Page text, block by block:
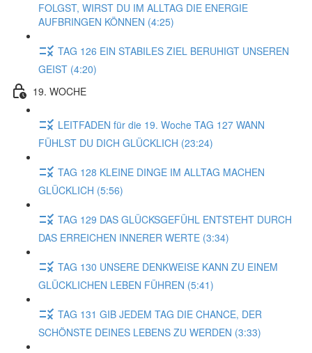
FOLGST, WIRST DU IM ALLTAG DIE ENERGIE
AUFBRINGEN KÖNNEN (4:25)
TAG 126 EIN STABILES ZIEL BERUHIGT UNSEREN
GEIST (4:20)
19. WOCHE
LEITFADEN für die 19. Woche TAG 127 WANN
FÜHLST DU DICH GLÜCKLICH (23:24)
TAG 128 KLEINE DINGE IM ALLTAG MACHEN
GLÜCKLICH (5:56)
TAG 129 DAS GLÜCKSGEFÜHL ENTSTEHT DURCH
DAS ERREICHEN INNERER WERTE (3:34)
TAG 130 UNSERE DENKWEISE KANN ZU EINEM
GLÜCKLICHEN LEBEN FÜHREN (5:41)
TAG 131 GIB JEDEM TAG DIE CHANCE, DER
SCHÖNSTE DEINES LEBENS ZU WERDEN (3:33)